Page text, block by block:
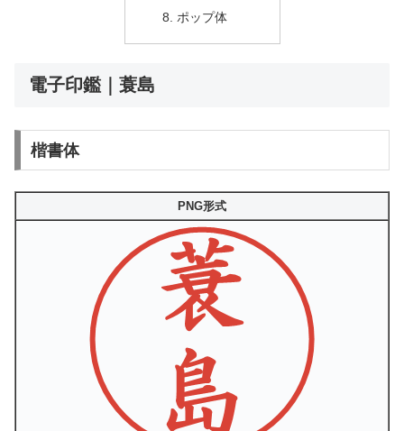
ポップ体
電子印鑑｜蓑島
楷書体
PNG形式